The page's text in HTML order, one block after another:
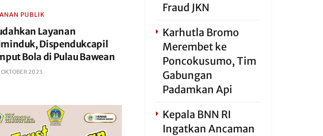
PUBLIK
Layanan
Dispendukcapil
Bola di Pulau Bawean
2023
Fraud JKN
Karhutla Bromo
Merembet ke
Poncokusumo, Tim
Gabungan
Padamkan Api
Kepala BNN RI
Ingatkan Ancaman